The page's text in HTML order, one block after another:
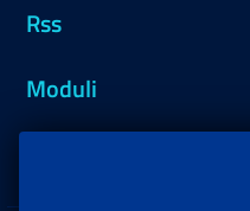
Rss
Moduli